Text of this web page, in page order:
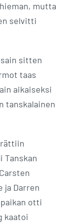
mutta
selvitti
sitten
taas
aikaiseksi
tanskalainen
Tanskan
ja Darren
otti
kaatoi